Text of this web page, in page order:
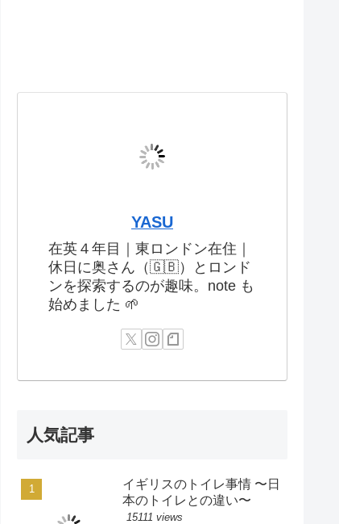
YASU
在英４年目｜東ロンドン在住｜
休日に奥さん（🇬🇧）とロンド
ンを探索するのが趣味。note も
始めました 🌱
人気記事
イギリスのトイレ事情 〜日
本のトイレとの違い〜
15111 views